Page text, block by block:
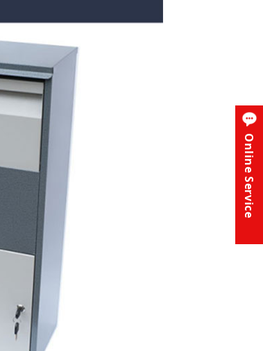
Online Service